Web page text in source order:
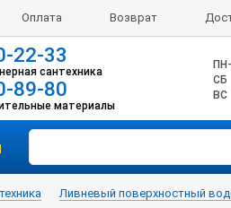
Оплата Возврат
22-33
сантехника
89-80
материалы
CБ
ВС
Ливневый поверхностный